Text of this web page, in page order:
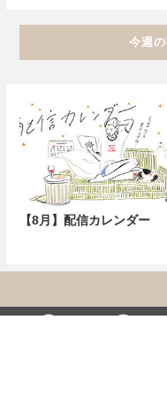
今週
【8月】配信カレンダー